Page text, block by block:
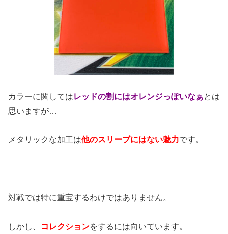
カラーに関してはレッドの割にはオレンジっぽいなぁとは
思いますが…
メタリックな加工は他のスリーブにはない魅力です。
対戦では特に重宝するわけではありません。
しかし、 コレクションをするには向いています。